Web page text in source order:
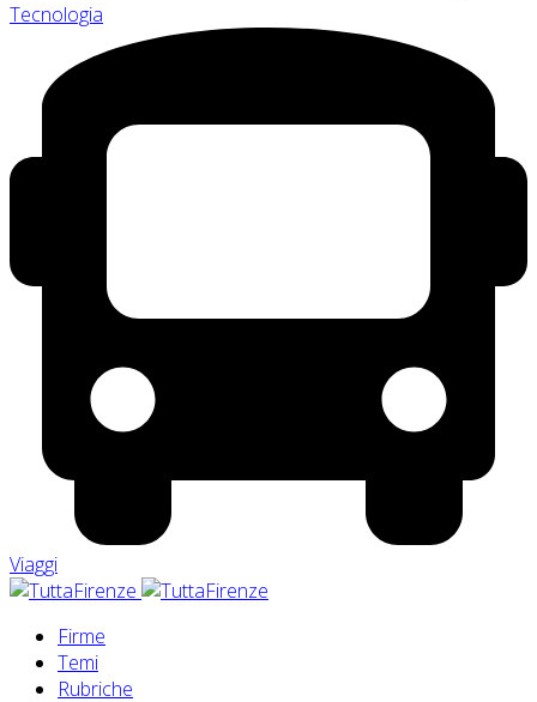
Tecnologia
Viaggi
Firme
Temi
Rubriche